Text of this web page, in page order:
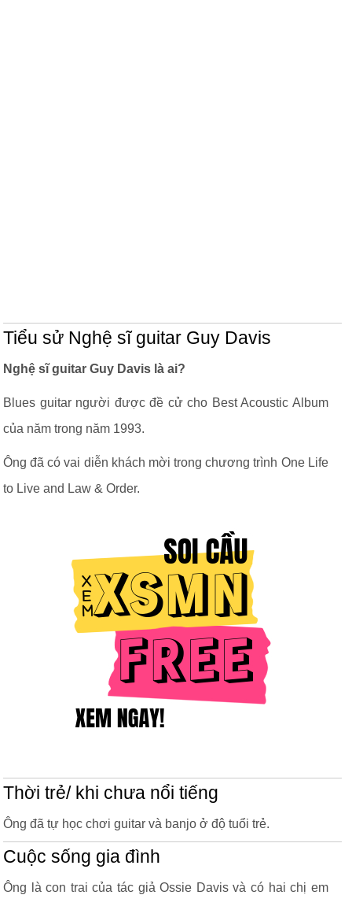
Tiểu sử Nghệ sĩ guitar Guy Davis
Nghệ sĩ guitar Guy Davis là ai?
Blues guitar người được đề cử cho Best Acoustic Album
của năm trong năm 1993.
Ông đã có vai diễn khách mời trong chương trình One Life
to Live and Law & Order.
Thời trẻ/ khi chưa nổi tiếng
Ông đã tự học chơi guitar và banjo ở độ tuổi trẻ.
Cuộc sống gia đình
Ông là con trai của tác giả Ossie Davis và có hai chị em